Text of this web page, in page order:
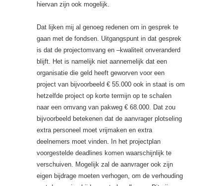
hiervan zijn ook mogelijk.
Dat lijken mij al genoeg redenen om in gesprek te
gaan met de fondsen. Uitgangspunt in dat gesprek
is dat de projectomvang en –kwaliteit onveranderd
blijft. Het is namelijk niet aannemelijk dat een
organisatie die geld heeft geworven voor een
project van bijvoorbeeld € 55.000 ook in staat is om
hetzelfde project op korte termijn op te schalen
naar een omvang van pakweg € 68.000. Dat zou
bijvoorbeeld betekenen dat de aanvrager plotseling
extra personeel moet vrijmaken en extra
deelnemers moet vinden. In het projectplan
voorgestelde deadlines komen waarschijnlijk te
verschuiven. Mogelijk zal de aanvrager ook zijn
eigen bijdrage moeten verhogen, om de verhouding